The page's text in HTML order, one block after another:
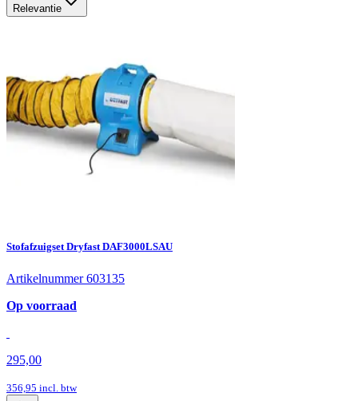
Relevantie
Stofafzuigset Dryfast DAF3000LSAU
Artikelnummer 603135
Op voorraad
295,00
356,95 incl. btw